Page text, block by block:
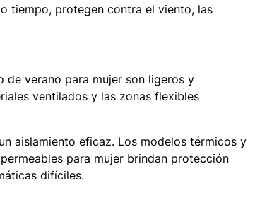
tiempo, protegen contra el viento, las
de verano para mujer son ligeros y
ventilados y las zonas flexibles
aislamiento eficaz. Los modelos térmicos y
para mujer brindan protección
difíciles.